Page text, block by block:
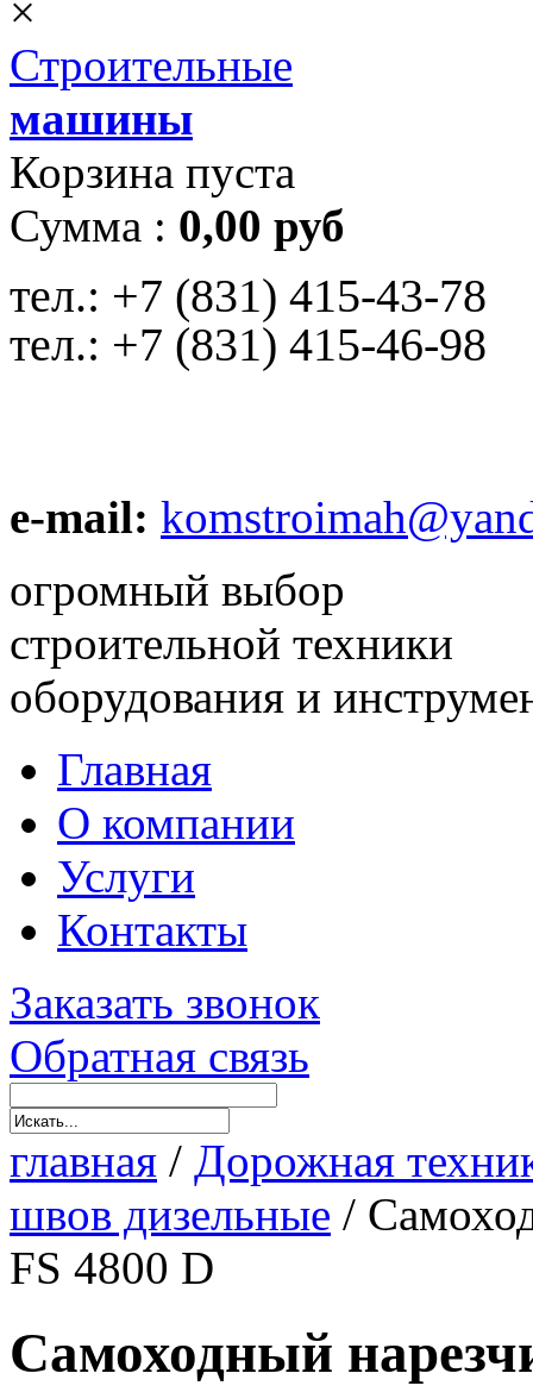
×
Строительные
машины
Корзина пуста
Сумма : 0,00 руб
тел.: +7 (831) 415-43-78
тел.: +7 (831) 415-46-98
e-mail:
огромный выбор
строительной техники
оборудования и
Главная
О компании
Услуги
Контакты
Заказать звонок
Обратная связь
главная / Дорожная
швов дизельные /
FS 4800 D
Самоходный